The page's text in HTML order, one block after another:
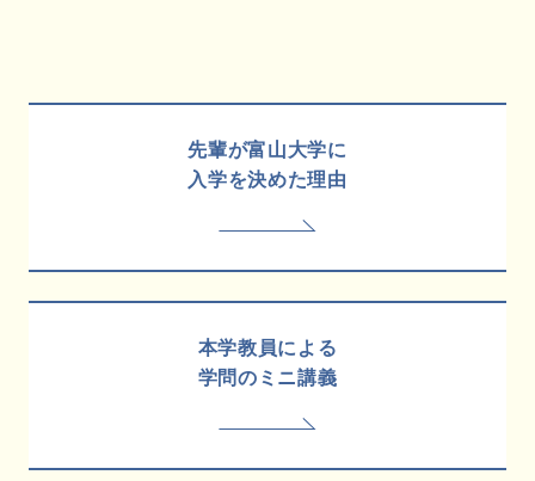
先輩が富山大学に
入学を決めた理由
本学教員による
学問のミニ講義